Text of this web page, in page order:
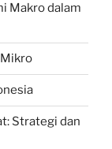
Makro dalam
Strategi dan